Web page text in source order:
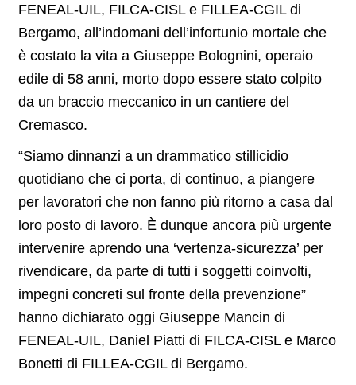
FENEAL-UIL, FILCA-CISL e FILLEA-CGIL di
Bergamo, all’indomani dell’infortunio mortale che
è costato la vita a Giuseppe Bolognini, operaio
edile di 58 anni, morto dopo essere stato colpito
da un braccio meccanico in un cantiere del
Cremasco.
“Siamo dinnanzi a un drammatico stillicidio
quotidiano che ci porta, di continuo, a piangere
per lavoratori che non fanno più ritorno a casa dal
loro posto di lavoro. È dunque ancora più urgente
intervenire aprendo una ‘vertenza-sicurezza’ per
rivendicare, da parte di tutti i soggetti coinvolti,
impegni concreti sul fronte della prevenzione”
hanno dichiarato oggi Giuseppe Mancin di
FENEAL-UIL, Daniel Piatti di FILCA-CISL e Marco
Bonetti di FILLEA-CGIL di Bergamo.